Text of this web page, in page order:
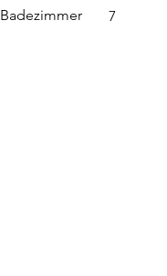
Badezimmer 7